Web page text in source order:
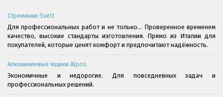
Стремянки Svelt
Для профессиональных работ и не только... Проверенное временем
качество, высокие стандарты изготовления. Прямо из Италии для
покупателей, которые ценят комфорт и предпочитают надёжность.
Алюминиевые ящики Alpos
Экономичные и недорогие. Для повседневных задач и
профессиональных решений.